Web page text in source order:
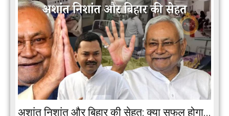
अशांत निशांत और बिहार की सेहत: क्या सफल होगा...